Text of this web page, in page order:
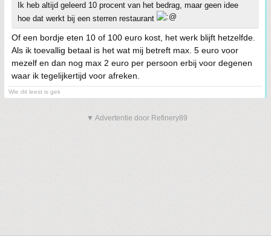
Ik heb altijd geleerd 10 procent van het bedrag, maar geen idee
hoe dat werkt bij een sterren restaurant
Of een bordje eten 10 of 100 euro kost, het werk blijft hetzelfde.
Als ik toevallig betaal is het wat mij betreft max. 5 euro voor
mezelf en dan nog max 2 euro per persoon erbij voor degenen
waar ik tegelijkertijd voor afreken.
Wie dit leest is gek
▼ Advertentie door Refinery89